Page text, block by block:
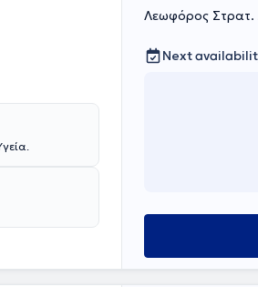
Λεωφόρος
Next